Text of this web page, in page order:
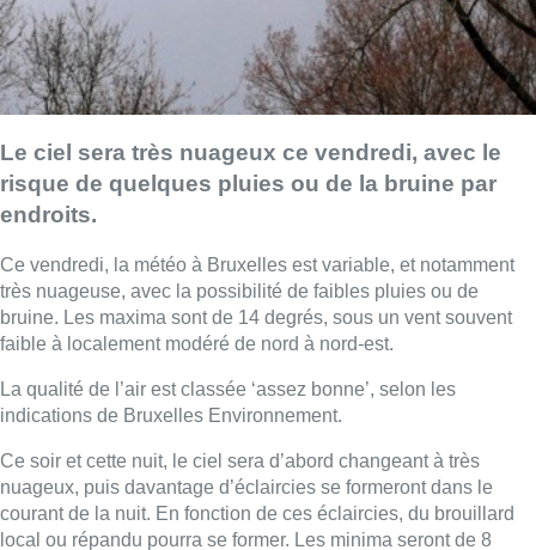
Le ciel sera très nuageux ce vendredi, avec le
risque de quelques pluies ou de la bruine par
endroits.
Ce vendredi, la météo à Bruxelles est variable, et notamment
très nuageuse, avec la possibilité de faibles pluies ou de
bruine. Les maxima sont de 14 degrés, sous un vent souvent
faible à localement modéré de nord à nord-est.
La qualité de l’air est classée ‘assez bonne’, selon les
indications de Bruxelles Environnement.
Ce soir et cette nuit, le ciel sera d’abord changeant à très
nuageux, puis davantage d’éclaircies se formeront dans le
courant de la nuit. En fonction de ces éclaircies, du brouillard
local ou répandu pourra se former. Les minima seront de 8